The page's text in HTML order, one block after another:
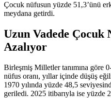
Çocuk nüfusun yüzde 51,3’ünü
meydana getirdi.
Uzun Vadede Çocuk
Azalıyor
Birleşmiş Milletler tanımına göre
nüfus oranı, yıllar içinde düşüş
1970 yılında yüzde 48,5
geriledi. 2025 itibarıyla ise yüzde